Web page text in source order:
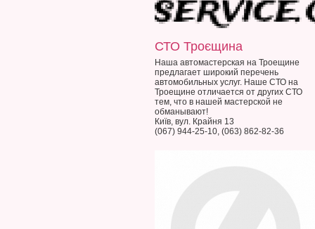
СТО Троєщина
Наша автомастерская на Троещине
предлагает широкий перечень
автомобильных услуг. Наше СТО на
Троещине отличается от других СТО
тем, что в нашей мастерской не
обманывают!
Київ, вул. Крайня 13
(067) 944-25-10, (063) 862-82-36